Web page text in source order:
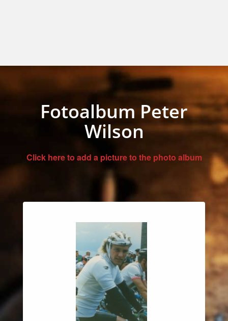
Fotoalbum Peter
Wilson
Click here to add a picture to the photo album